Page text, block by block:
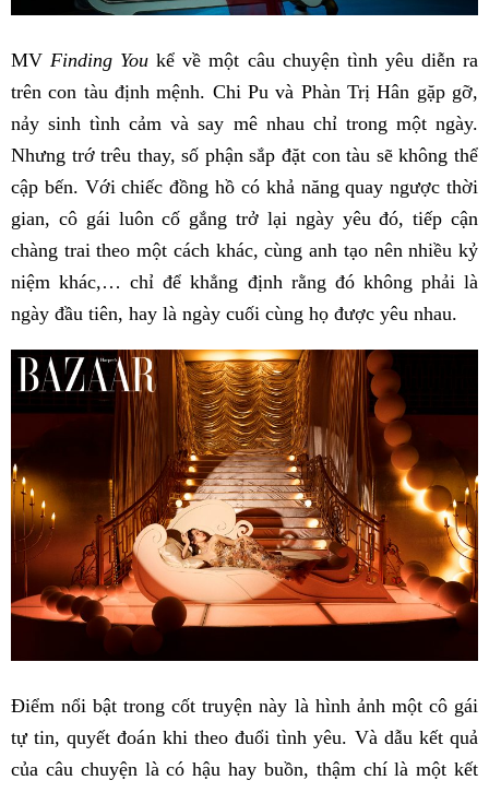
MV Finding You kể về một câu chuyện tình yêu diễn ra
trên con tàu định mệnh. Chi Pu và Phàn Trị Hân gặp gỡ,
nảy sinh tình cảm và say mê nhau chỉ trong một ngày.
Nhưng trớ trêu thay, số phận sắp đặt con tàu sẽ không thể
cập bến. Với chiếc đồng hồ có khả năng quay ngược thời
gian, cô gái luôn cố gắng trở lại ngày yêu đó, tiếp cận
chàng trai theo một cách khác, cùng anh tạo nên nhiều kỷ
niệm khác,… chỉ để khẳng định rằng đó không phải là
ngày đầu tiên, hay là ngày cuối cùng họ được yêu nhau.
Điểm nổi bật trong cốt truyện này là hình ảnh một cô gái
tự tin, quyết đoán khi theo đuổi tình yêu. Và dẫu kết quả
của câu chuyện là có hậu hay buồn, thậm chí là một kết